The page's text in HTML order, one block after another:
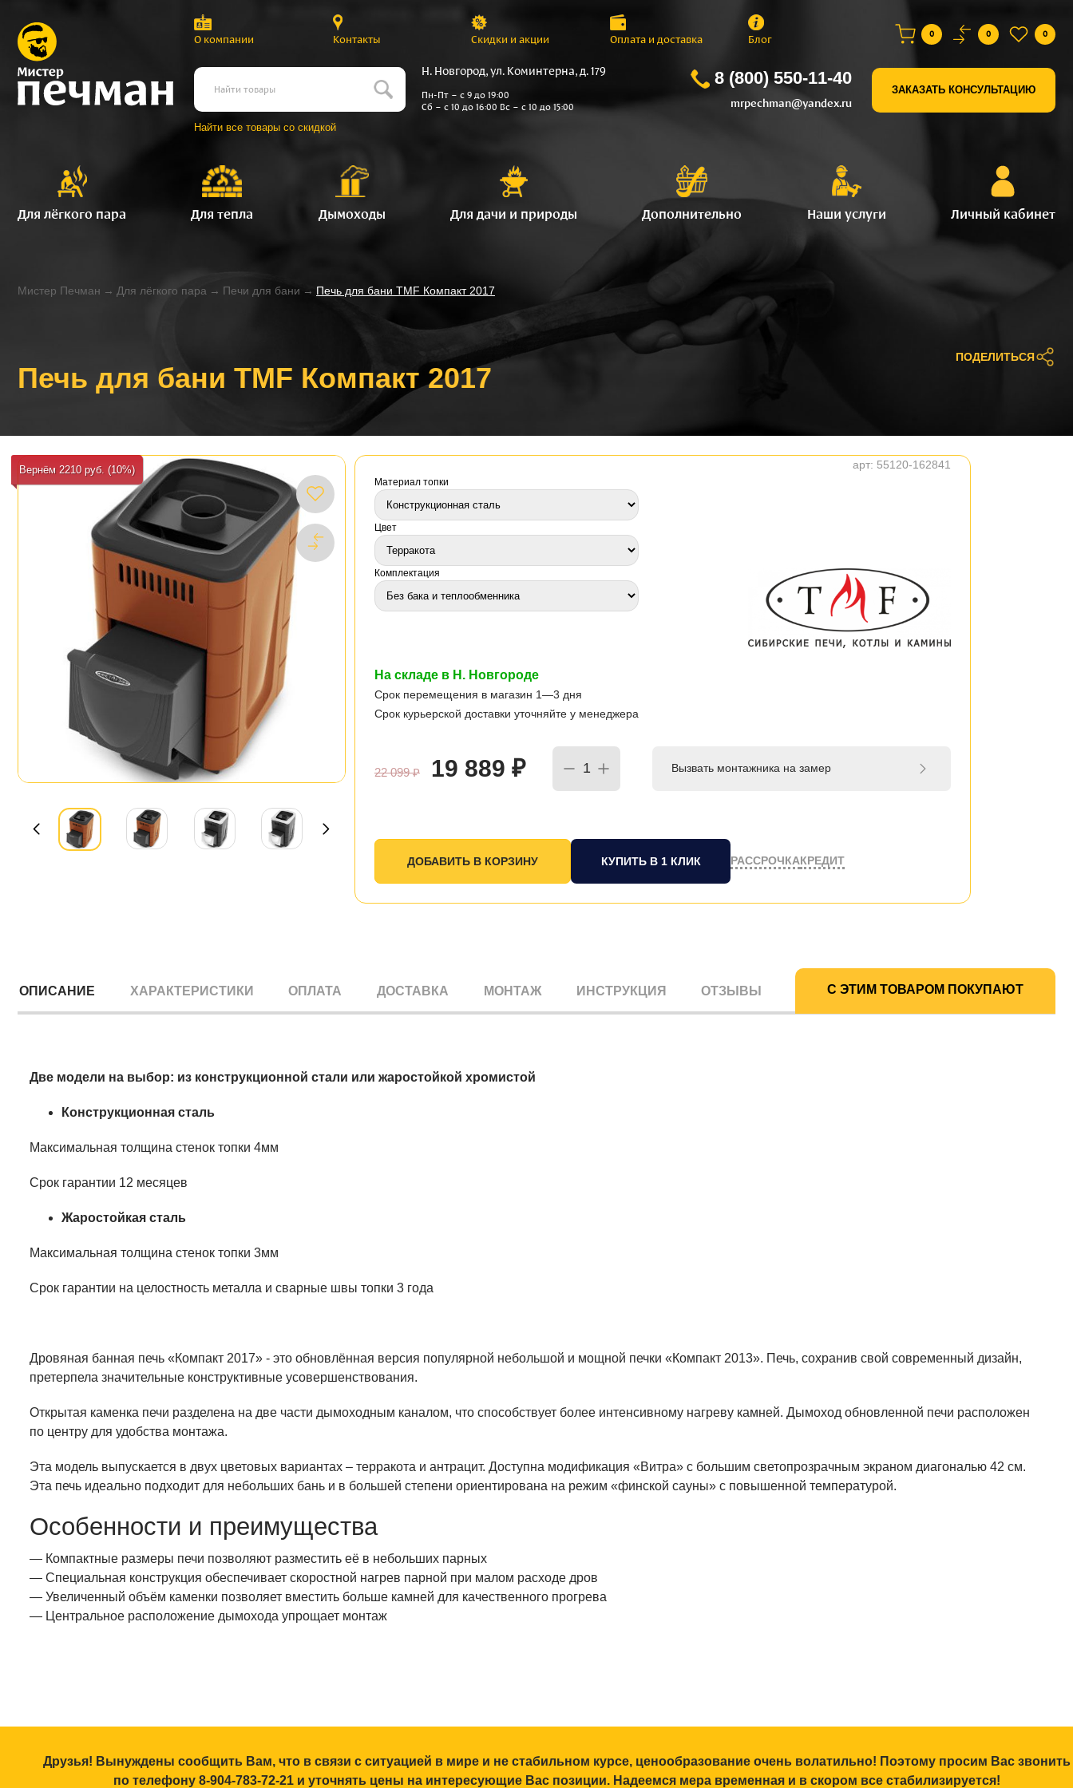
О компании Контакты Скидки и акции Оплата и доставка Блог 0 0 0
Найти все товары со скидкой
Н. Новгород, ул. Коминтерна, д. 179
Пн-Пт – с 9 до 19:00
Сб – с 10 до 16:00 Вс – с 10 до 15:00
8 (800) 550-11-40
mrpechman@yandex.ru
ЗАКАЗАТЬ КОНСУЛЬТАЦИЮ
Для лёгкого пара Для тепла Дымоходы Для дачи и природы Дополнительно Наши услуги Личный кабинет
Мистер Печман → Для лёгкого пара → Печи для бани → Печь для бани TMF Компакт 2017
Печь для бани TMF Компакт 2017
ПОДЕЛИТЬСЯ
Вернём 2210 руб. (10%) арт: 55120-162841
Материал топки
Цвет
Комплектация
На складе в Н. Новгороде
Срок перемещения в магазин 1—3 дня
Срок курьерской доставки уточняйте у менеджера
22 099₽ 19 889 ₽ Вызвать монтажника на замер
КУПИТЬ В 1 КЛИК РАССРОЧКАКРЕДИТ
ОПИСАНИЕ ХАРАКТЕРИСТИКИ ОПЛАТА ДОСТАВКА МОНТАЖ ИНСТРУКЦИЯ ОТЗЫВЫ С ЭТИМ ТОВАРОМ ПОКУПАЮТ
Две модели на выбор: из конструкционной стали или жаростойкой хромистой
Конструкционная сталь
Максимальная толщина стенок топки 4мм
Срок гарантии 12 месяцев
Жаростойкая сталь
Максимальная толщина стенок топки 3мм
Срок гарантии на целостность металла и сварные швы топки 3 года
Дровяная банная печь «Компакт 2017» - это обновлённая версия популярной небольшой и мощной печки «Компакт 2013». Печь, сохранив свой современный дизайн,
претерпела значительные конструктивные усовершенствования.
Открытая каменка печи разделена на две части дымоходным каналом, что способствует более интенсивному нагреву камней. Дымоход обновленной печи расположен
по центру для удобства монтажа.
Эта модель выпускается в двух цветовых вариантах – терракота и антрацит. Доступна модификация «Витра» с большим светопрозрачным экраном диагональю 42 см.
Эта печь идеально подходит для небольших бань и в большей степени ориентирована на режим «финской сауны» с повышенной температурой.
Особенности и преимущества
— Компактные размеры печи позволяют разместить её в небольших парных
— Специальная конструкция обеспечивает скоростной нагрев парной при малом расходе дров
— Увеличенный объём каменки позволяет вместить больше камней для качественного прогрева
— Центральное расположение дымохода упрощает монтаж
Друзья! Вынуждены сообщить Вам, что в связи с ситуацией в мире и не стабильном курсе, ценообразование очень волатильно! Поэтому просим Вас звонить
по телефону 8-904-783-72-21 и уточнять цены на интересующие Вас позиции. Надеемся мера временная и в скором все стабилизируется!